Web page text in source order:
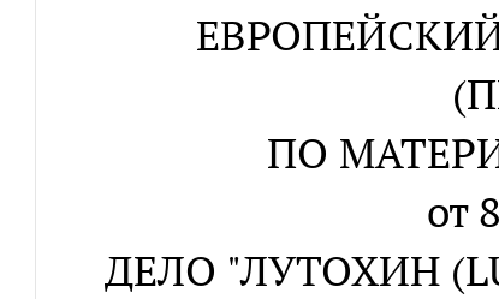
ПО
от
ДЕЛО "ЛУТОХИН